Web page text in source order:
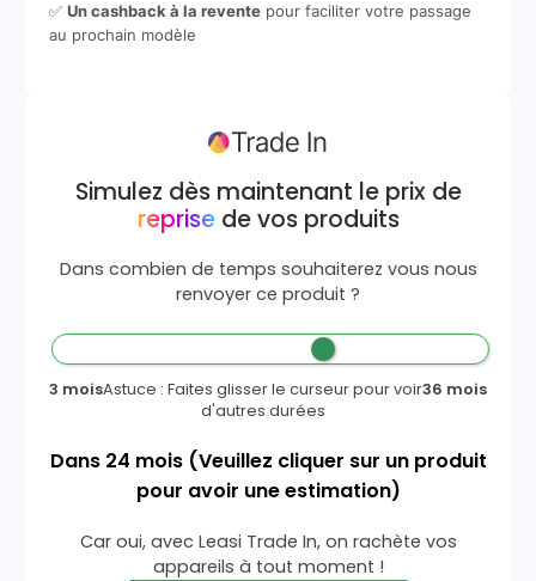
✅ Un cashback à la reventepour faciliter votre passage
au prochain modèle
Simulez dès maintenant le prix de
reprisede vos produits
Dans combien de temps souhaiterez vous nous
renvoyer ce produit ?
3 moisAstuce : Faites glisser le curseur pour voir
d'autres durées
36 mois
Dans 24 mois (Veuillez cliquer sur un produit
pour avoir une estimation)
Car oui, avec Leasi Trade In, on rachète vos
appareils à tout moment !